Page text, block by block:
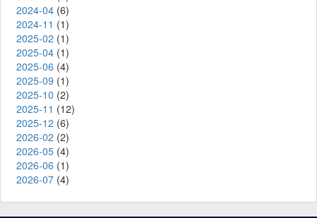
2024-04 (6)
2024-11 (1)
2025-02 (1)
2025-04 (1)
2025-06 (4)
2025-09 (1)
2025-10 (2)
2025-11 (12)
2025-12 (6)
2026-02 (2)
2026-05 (4)
2026-06 (1)
2026-07 (4)